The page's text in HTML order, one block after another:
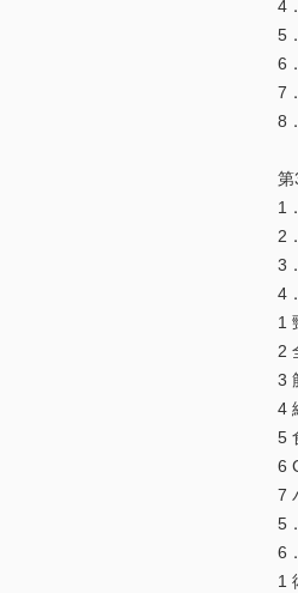
4
5
6
7
8
第
1
2
3
4
1
2
3
4
5
6
7
5
6
1